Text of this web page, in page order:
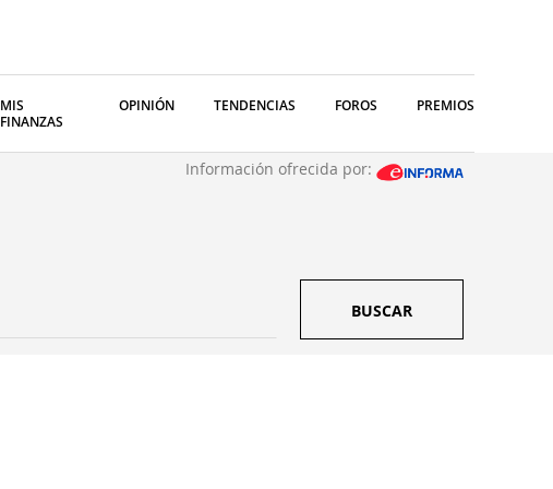
MIS
FINANZAS
OPINIÓN TENDENCIAS FOROS PREMIOS
Información ofrecida por:
BUSCAR